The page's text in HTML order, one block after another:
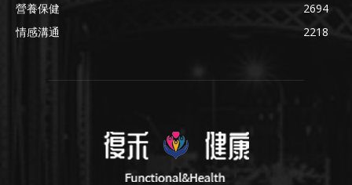
營養保健
2694
情感溝通
2218